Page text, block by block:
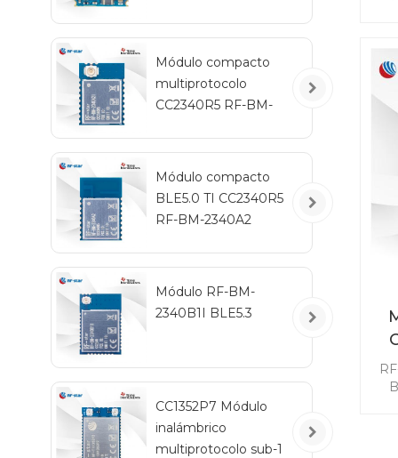
Módulo compacto
multiprotocolo
CC2340R5 RF-BM-
Módulo compacto
BLE5.0 TI CC2340R5
RF-BM-2340A2
Módulo RF-BM-
2340B1I BLE5.3
CC1352P7 Módulo
inalámbrico
multiprotocolo sub-1